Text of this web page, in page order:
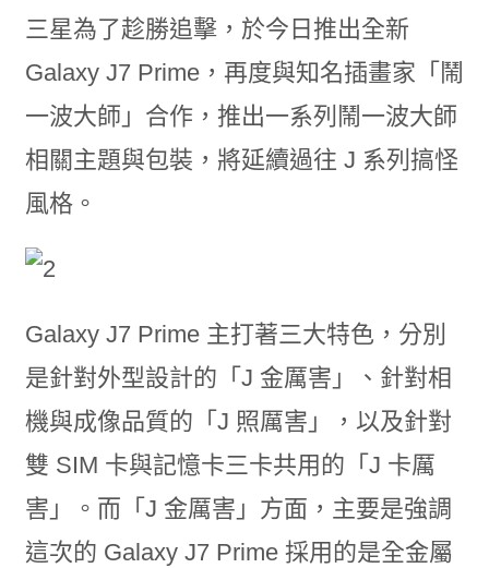
三星為了趁勝追擊，於今日推出全新
Galaxy J7 Prime，再度與知名插畫家「鬧
一波大師」合作，推出一系列鬧一波大師
相關主題與包裝，將延續過往 J 系列搞怪
風格。
Galaxy J7 Prime 主打著三大特色，分別
是針對外型設計的「J 金厲害」、針對相
機與成像品質的「J 照厲害」，以及針對
雙 SIM 卡與記憶卡三卡共用的「J 卡厲
害」。而「J 金厲害」方面，主要是強調
這次的 Galaxy J7 Prime 採用的是全金屬